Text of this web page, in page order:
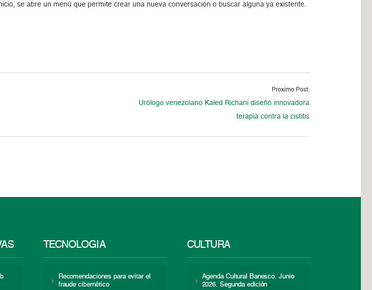
se abre un menú que permite crear una nueva conversación o buscar alguna ya existente.
Proximo Post:
Urólogo venezolano Kaled Richani diseñó innovadora
terapia contra la cistitis
TECNOLOGÍA
Recomendaciones para evitar el
fraude cibernético
CULTURA
Agenda Cultural Banesco. Junio
2026. Segunda edición